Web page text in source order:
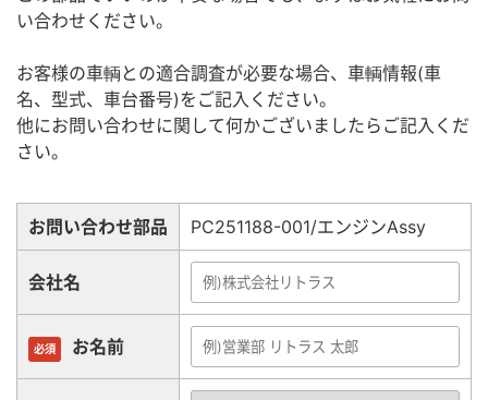
い合わせください。
お客様の車輌との適合調査が必要な場合、車輌情報(車
名、型式、車台番号)をご記入ください。
他にお問い合わせに関して何かございましたらご記入くだ
さい。
お問い合わせ部品 PC251188-001/エンジンAssy
会社名
必須 お名前